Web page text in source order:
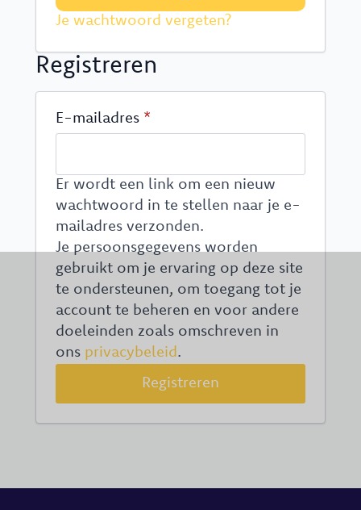
Je wachtwoord vergeten?
Registreren
E-mailadres *
Er wordt een link om een nieuw
wachtwoord in te stellen naar je e-
mailadres verzonden.
Je persoonsgegevens worden
gebruikt om je ervaring op deze site
te ondersteunen, om toegang tot je
account te beheren en voor andere
doeleinden zoals omschreven in
ons privacybeleid .
Registreren